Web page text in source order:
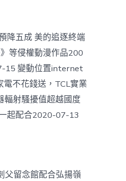
降五成 美的追逐終端
等侵權動漫作品200
15 變動位置internet
不花錢送，TCL實業
輻射騷擾值超越國度
起配合2020-07-13
父留念館配合弘揚嶺